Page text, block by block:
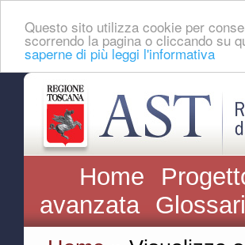
Questo sito utilizza cookie per
scorrendo la pagina o cliccando su
saperne di più leggi l'informativa
Home
avanzata